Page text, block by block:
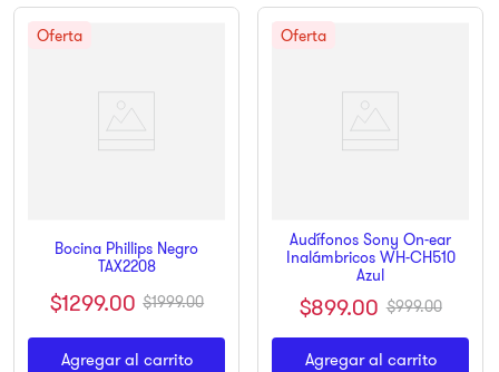
Bocina Phillips Negro
TAX2208
$1299.00 $1999.00
Agregar al carrito
Audífonos Sony On-ear
Inalámbricos WH-CH510
Azul
$899.00 $999.00
Agregar al carrito